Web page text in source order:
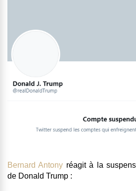
Bernard Antony réagit à la
de Donald Trump :